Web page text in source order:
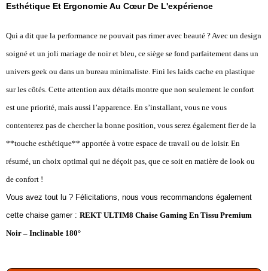
Esthétique Et Ergonomie Au Cœur De L'expérience
Qui a dit que la performance ne pouvait pas rimer avec beauté ? Avec un design
soigné et un joli mariage de noir et bleu, ce siège se fond parfaitement dans un
univers geek ou dans un bureau minimaliste. Fini les laids cache en plastique
sur les côtés. Cette attention aux détails montre que non seulement le confort
est une priorité, mais aussi l’apparence. En s’installant, vous ne vous
contenterez pas de chercher la bonne position, vous serez également fier de la
**touche esthétique** apportée à votre espace de travail ou de loisir. En
résumé, un choix optimal qui ne déçoit pas, que ce soit en matière de look ou
de confort !
Vous avez tout lu ? Félicitations, nous vous recommandons également
cette chaise gamer : REKT ULTIM8 Chaise Gaming En Tissu Premium
Noir – Inclinable 180°